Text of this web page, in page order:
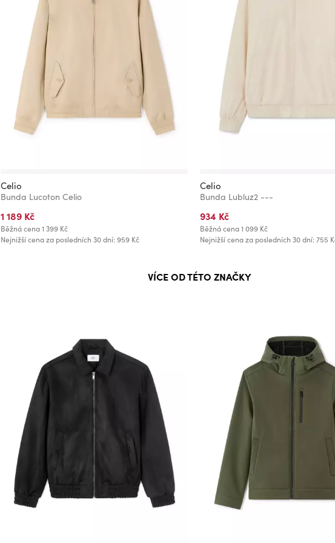
Celio
Bunda Lucoton Celio
1 189 Kč
Běžná cena1 399 Kč
Nejnižší cena za posledních 30 dní: 959 Kč
Celio
Bunda Lubluz2 ---
934 Kč
Běžná cena1 099 Kč
Nejnižší cena za posledních 30 dní: 755
VÍCE OD TÉTO ZNAČKY